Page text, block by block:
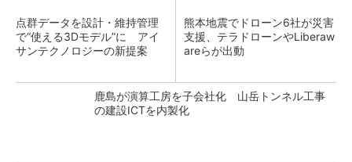
点群データを設計・維持管理
で“使える3Dモデル”に アイ
サンテクノロジーの新提案
熊本地震でドローン6社が災害
支援、テラドローンやLiberaw
areらが出動
鹿島が演算工房を子会社化 山岳トンネル工事
の建設ICTを内製化